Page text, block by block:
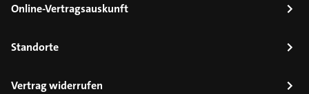
Online-Vertragsauskunft
Standorte
Vertrag widerrufen